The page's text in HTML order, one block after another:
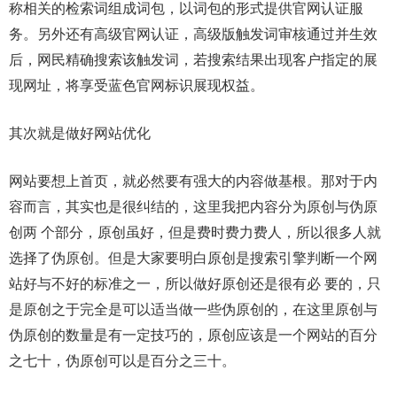
称相关的检索词组成词包，以词包的形式提供官网认证服
务。另外还有高级官网认证，高级版触发词审核通过并生效
后，网民精确搜索该触发词，若搜索结果出现客户指定的展
现网址，将享受蓝色官网标识展现权益。
其次就是做好网站优化
网站要想上首页，就必然要有强大的内容做基根。那对于内
容而言，其实也是很纠结的，这里我把内容分为原创与伪原
创两 个部分，原创虽好，但是费时费力费人，所以很多人就
选择了伪原创。但是大家要明白原创是搜索引擎判断一个网
站好与不好的标准之一，所以做好原创还是很有必 要的，只
是原创之于完全是可以适当做一些伪原创的，在这里原创与
伪原创的数量是有一定技巧的，原创应该是一个网站的百分
之七十，伪原创可以是百分之三十。